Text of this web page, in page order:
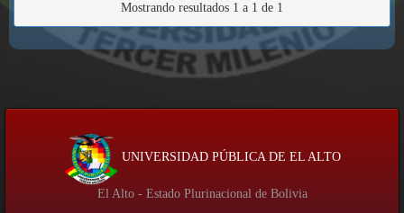
Mostrando resultados 1 a 1 de 1
UNIVERSIDAD PÚBLICA DE EL ALTO
El Alto - Estado Plurinacional de Bolivia